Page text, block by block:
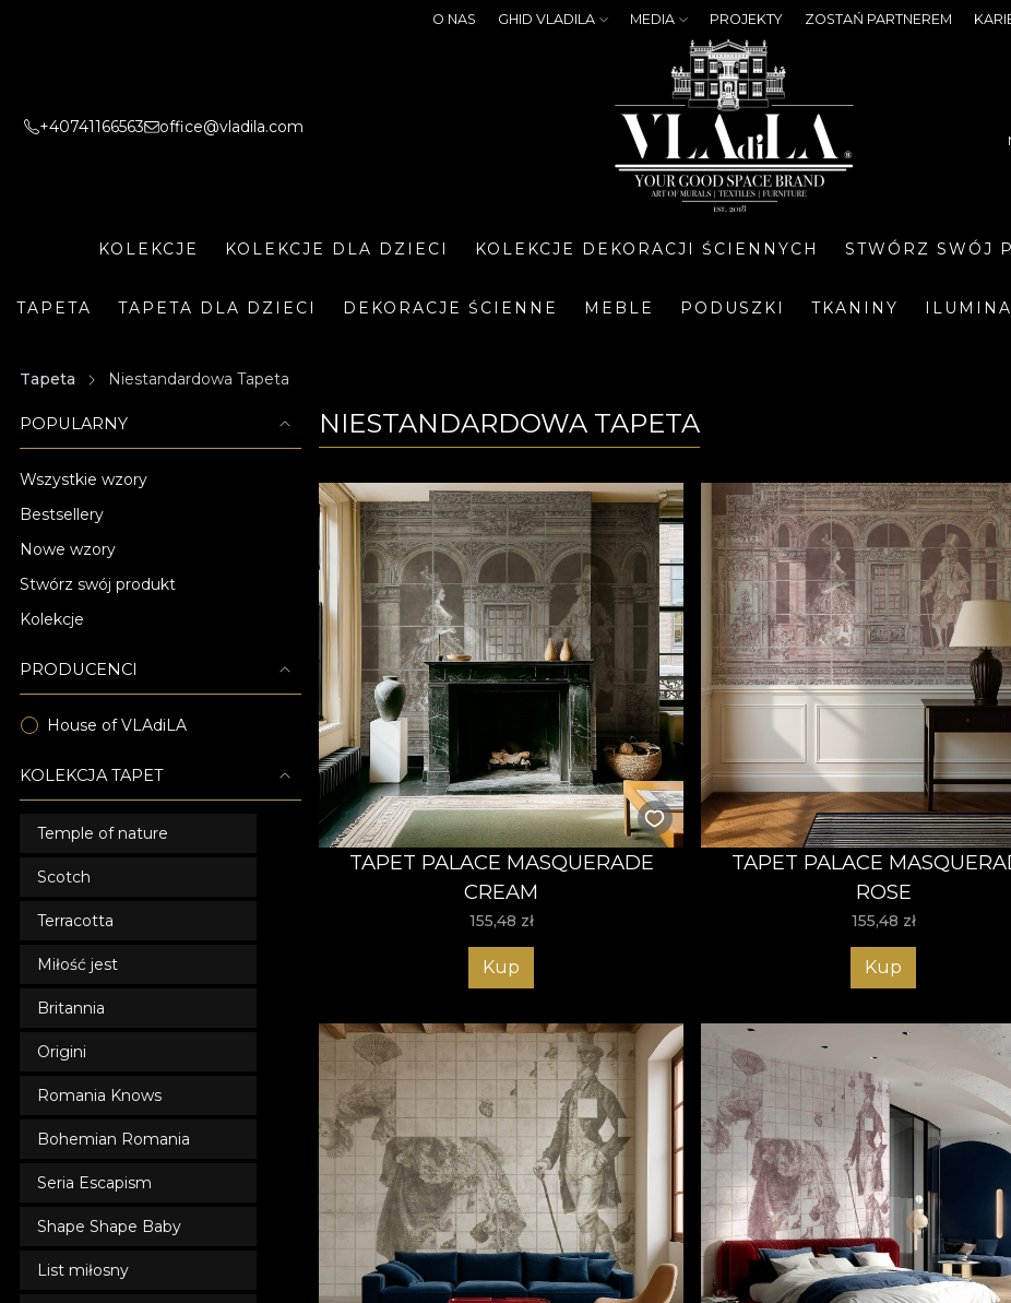
O NAS GHID VLADILA MEDIA PROJEKTY ZOSTAŃ PARTNEREM
+40741166563 office@vladila.com
KOLEKCJE KOLEKCJE DLA DZIECI KOLEKCJE DEKORACJI ŚCIENNYCH STWÓRZ SWÓJ
TAPETA TAPETA DLA DZIECI DEKORACJE ŚCIENNE MEBLE PODUSZKI TKANINY
Tapeta Niestandardowa Tapeta
POPULARNY
Wszystkie wzory
Bestsellery
Nowe wzory
Stwórz swój produkt
Kolekcje
PRODUCENCI
House of VLAdiLA
KOLEKCJA TAPET
Temple of nature
Scotch
Terracotta
Miłość jest
Britannia
Origini
Romania Knows
Bohemian Romania
Seria Escapism
Shape Shape Baby
List miłosny
NIESTANDARDOWA TAPETA
TAPET PALACE MASQUERADE
CREAM
155,48 zł
Kup
TAPET PALACE
ROSE
155,48 zł
Kup